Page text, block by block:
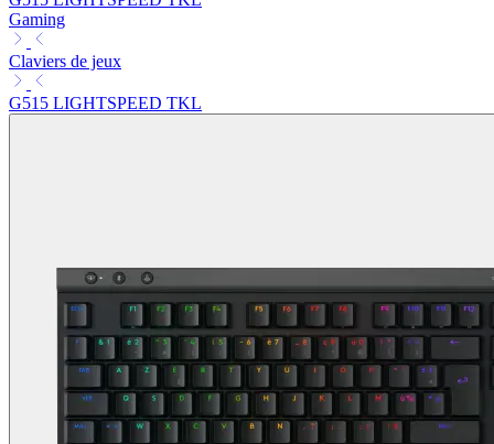
Gaming
Claviers de jeux
G515 LIGHTSPEED TKL